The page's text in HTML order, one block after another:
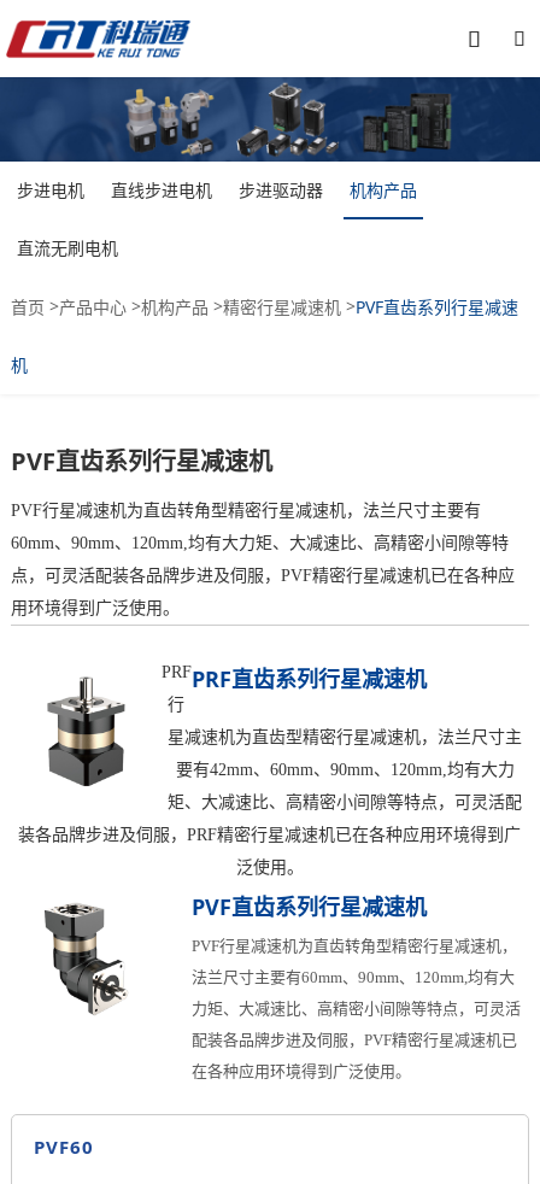


步进电机 直线步进电机 步进驱动器 机构产品
直流无刷电机
首页 >产品中心>机构产品 >精密行星减速机>PVF直齿系列行星减速
机
PVF直齿系列行星减速机
PVF行星减速机为直齿转角型精密行星减速机，法兰尺寸主要有
60mm、90mm、120mm,均有大力矩、大减速比、高精密小间隙等特
点，可灵活配装各品牌步进及伺服，PVF精密行星减速机已在各种应
用环境得到广泛使用。
PRF直齿系列行星减速机
PRF
行
星减速机为直齿型精密行星减速机，法兰尺寸主
要有42mm、60mm、90mm、120mm,均有大力
矩、大减速比、高精密小间隙等特点，可灵活配
装各品牌步进及伺服，PRF精密行星减速机已在各种应用环境得到广
泛使用。
PVF直齿系列行星减速机
PVF行星减速机为直齿转角型精密行星减速机，
法兰尺寸主要有60mm、90mm、120mm,均有大
力矩、大减速比、高精密小间隙等特点，可灵活
配装各品牌步进及伺服，PVF精密行星减速机已
在各种应用环境得到广泛使用。
PVF60